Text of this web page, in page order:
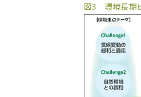
図3 環境長期